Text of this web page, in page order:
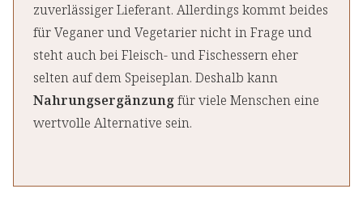
zuverlässiger Lieferant. Allerdings kommt beides
für Veganer und Vegetarier nicht in Frage und
steht auch bei Fleisch- und Fischessern eher
selten auf dem Speiseplan. Deshalb kann
Nahrungsergänzungfür viele Menschen eine
wertvolle Alternative sein.